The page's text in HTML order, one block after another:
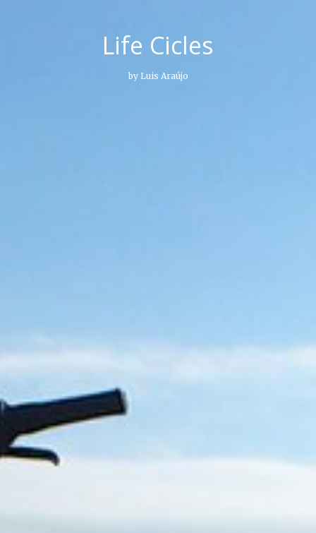
Life Cicles
by Luis Araújo